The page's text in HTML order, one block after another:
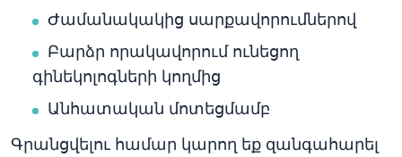
Ժամանակակից սարքավորումներով
Բարձր որակավորում ունեցող
գինեկոլոգների կողմից
Անհատական մոտեցմամբ
Գրանցվելու համար կարող եք զանգահարել